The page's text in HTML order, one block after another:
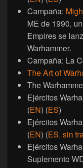
Campaña:
ME de 1990,
Empires se
Warhammer.
Campaña: La
The Art of
The
Ejércitos
(EN) (ES)
Ejércitos
(EN) (ES, sin
Ejércitos
Suplemento